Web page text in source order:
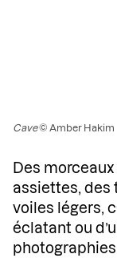
Cave© Amber Hakim
Des
assiettes, des
voiles légers,
éclatant ou
photographies